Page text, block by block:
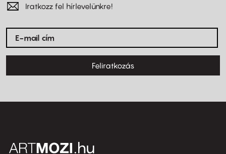
Iratkozz fel hírlevelünkre!
Feliratkozás